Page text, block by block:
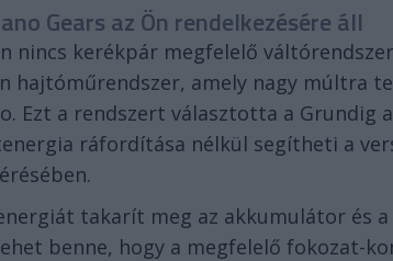
Gears az Ön rendelkezésére áll
nincs kerékpár megfelelő
hajtóműrendszer, amely nagy múltra
Ezt a rendszert választotta a Grundig
ráfordítása nélkül segítheti a
takarít meg az akkumulátor és
benne, hogy a megfelelő fokozat-